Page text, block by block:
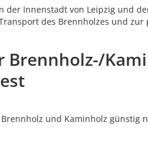
der Innenstadt von Leipzig und
des Brennholzes und
Brennholz-/
und Kaminholz günstig